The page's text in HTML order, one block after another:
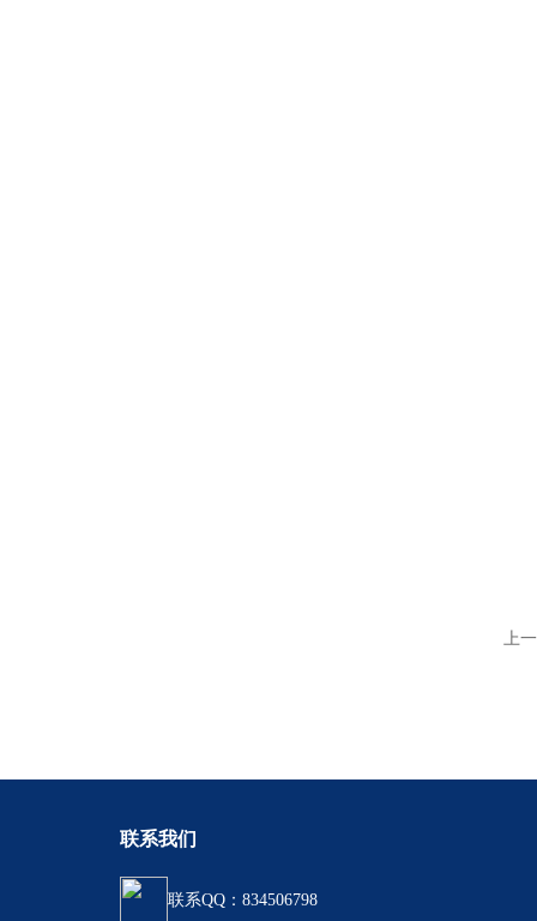
上
联系我们
联系QQ：834506798